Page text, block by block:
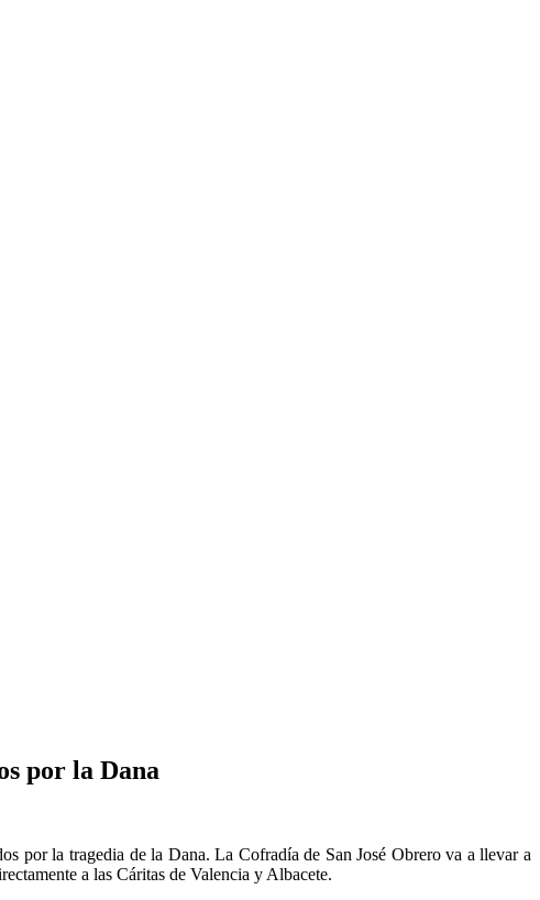
por la Dana
por la tragedia de la Dana. La Cofradía de San José Obrero va a llevar a
a las Cáritas de Valencia y Albacete.